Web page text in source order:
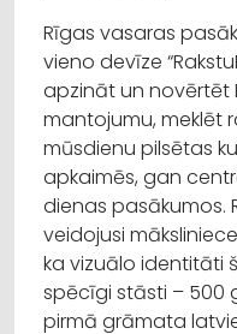
Rīgas vasaras
vieno devīze
apzināt un novērtēt
mantojumu, meklēt
mūsdienu pilsētas
apkaimēs, gan
dienas pasākumos.
veidojusi
ka vizuālo identitāti
spēcīgi stāsti – 500
pirmā grāmata